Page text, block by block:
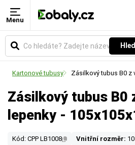
Menu
Kartonové tubusy Zásilkový tubus B0 z
Zásilkový tubus B0
lepenky -
Kód: CPP LB1008 Vnitřní rozměr: